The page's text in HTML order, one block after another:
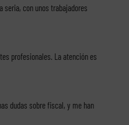
seria, con unos trabajadores
profesionales. La atención es
dudas sobre fiscal, y me han